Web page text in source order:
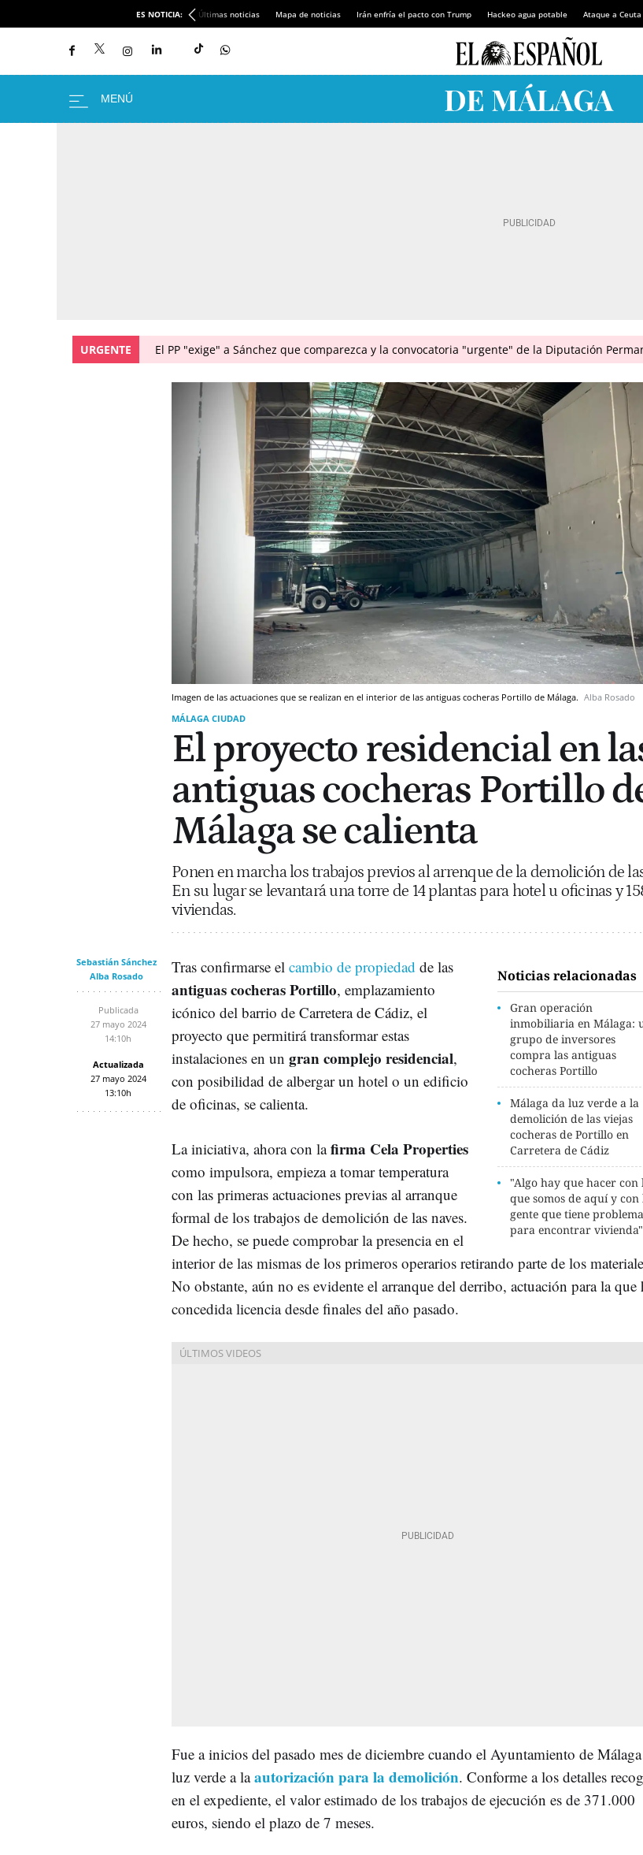
ES NOTICIA: Últimas noticias Mapa de noticias Irán enfría el pacto con Trump Hackeo agua potable Ataque a Ceuta
URGENTE El PP "exige" a Sánchez que comparezca y la convocatoria "urgente" de la Diputación
Imagen de las actuaciones que se realizan en el interior de las antiguas cocheras Portillo de Málaga. Alba Rosado
MÁLAGA CIUDAD
El proyecto residencial en
antiguas cocheras Portillo
Málaga se calienta
Ponen en marcha los trabajos previos al arrenque de la demolición de
En su lugar se levantará una torre de 14 plantas para hotel u oficinas y
viviendas.
Sebastián Sánchez
Alba Rosado
Publicada
27 mayo 2024
14:10h
Actualizada
27 mayo 2024
13:10h
Noticias relacionadas
Gran operación
inmobiliaria en Málaga:
grupo de inversores
compra las antiguas
cocheras Portillo
Málaga da luz verde a la
demolición de las viejas
cocheras de Portillo en
Carretera de Cádiz
"Algo hay que hacer con
que somos de aquí y con
gente que tiene
para encontrar vivienda"
Tras confirmarse el cambio de propiedad de las
antiguas cocheras Portillo, emplazamiento
icónico del barrio de Carretera de Cádiz, el
proyecto que permitirá transformar estas
instalaciones en un gran complejo residencial,
con posibilidad de albergar un hotel o un edificio
de oficinas, se calienta.
La iniciativa, ahora con lafirma Cela Properties
como impulsora, empieza a tomar temperatura
con las primeras actuaciones previas al arranque
formal de los trabajos de demolición de las naves.
De hecho, se puede comprobar la presencia en el
interior de las mismas de los primeros operarios retirando parte de los
No obstante, aún no es evidente el arranque del derribo, actuación para la que
concedida licencia desde finales del año pasado.
Fue a inicios del pasado mes de diciembre cuando el Ayuntamiento de
luz verde a laautorización para la demolición. Conforme a los detalles
en el expediente, el valor estimado de los trabajos de ejecución es de 371.000
euros, siendo el plazo de 7 meses.